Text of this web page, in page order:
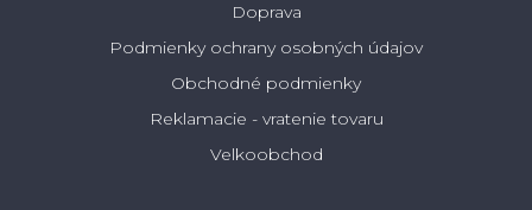
Doprava
Podmienky ochrany osobných údajov
Obchodné podmienky
Reklamacie - vratenie tovaru
Velkoobchod